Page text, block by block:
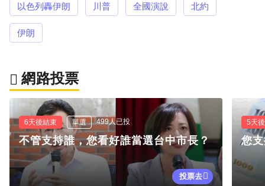
以色列轟伊朗 川普 全國演說 北約
伊朗
網路投票
6天後結束 單選 499人已投
不管支持誰，您看好誰當選台中市長？
投票去
5天
您